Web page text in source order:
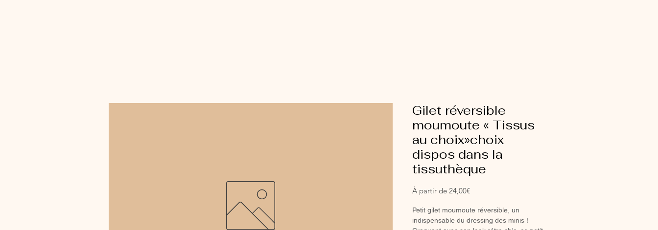
Gilet réversible
moumoute « Tissus
au choix»choix
dispos dans la
tissuthèque
À partir de 24,00€Prix
Petit gilet moumoute réversible, un
indispensable du dressing des minis !